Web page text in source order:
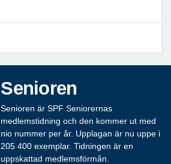
Senioren
Senioren är SPF Seniorernas
medlemstidning och den kommer ut med
nio nummer per år. Upplagan är nu uppe i
205 400 exemplar. Tidningen är en
uppskattad medlemsförmån.